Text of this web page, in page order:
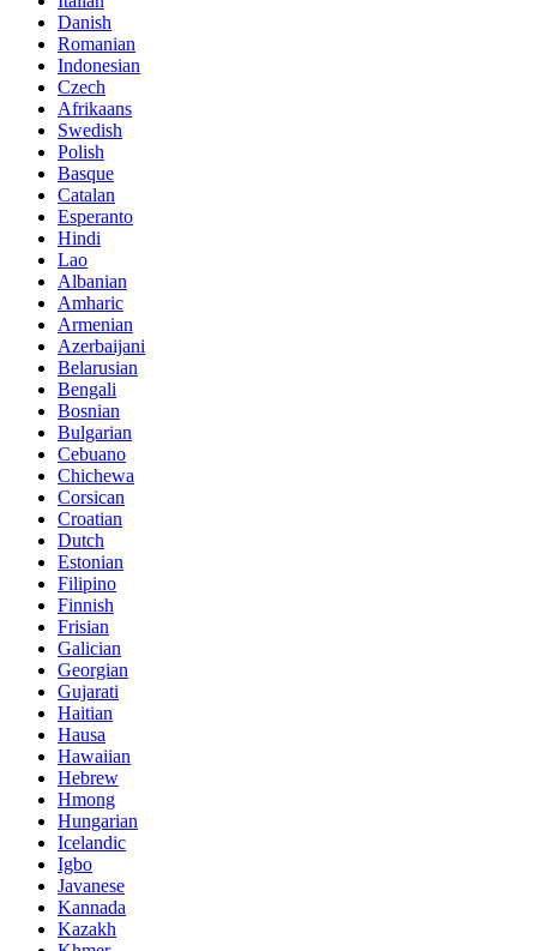
Danish
Romanian
Indonesian
Czech
Afrikaans
Swedish
Polish
Basque
Catalan
Esperanto
Hindi
Lao
Albanian
Amharic
Armenian
Azerbaijani
Belarusian
Bengali
Bosnian
Bulgarian
Cebuano
Chichewa
Corsican
Croatian
Dutch
Estonian
Filipino
Finnish
Frisian
Galician
Georgian
Gujarati
Haitian
Hausa
Hawaiian
Hebrew
Hmong
Hungarian
Icelandic
Igbo
Javanese
Kannada
Kazakh